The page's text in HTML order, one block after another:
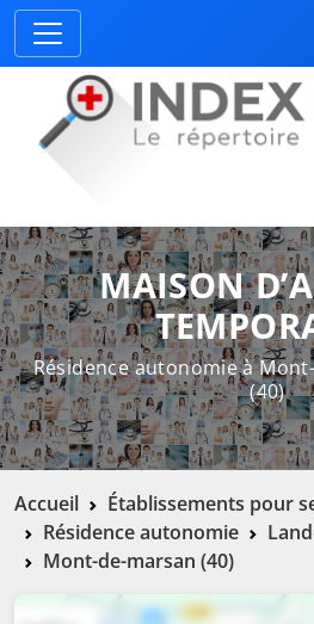
MAISON
Résidence autonomie à
(40)
Accueil
Établissements pour
Résidence autonomie
Mont-de-marsan (40)